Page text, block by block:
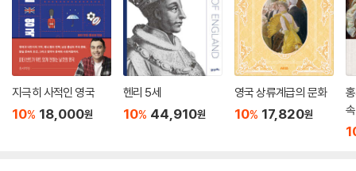
지극히 사적인 영국
10% 18,000원
헨리 5세
10% 44,910원
영국 상류계급의 문화
10% 17,820원